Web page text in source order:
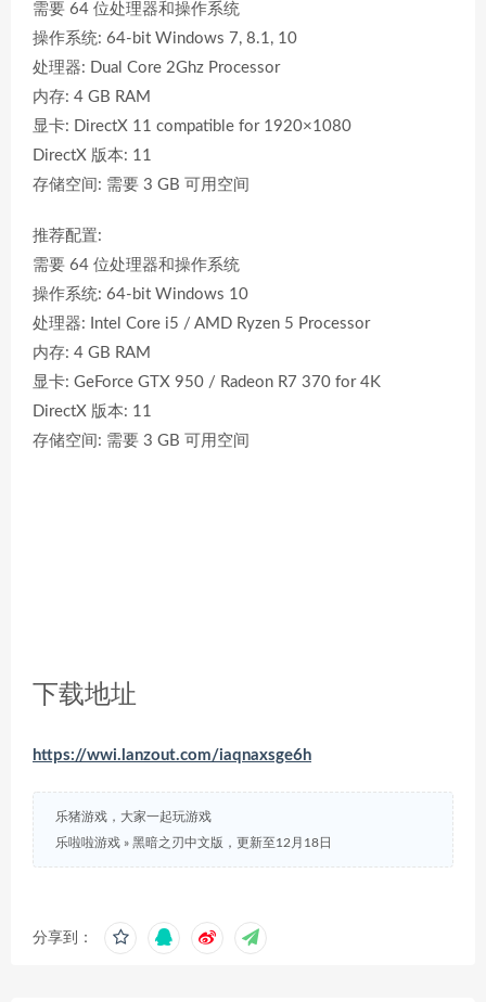
需要 64 位处理器和操作系统
操作系统: 64-bit Windows 7, 8.1, 10
处理器: Dual Core 2Ghz Processor
内存: 4 GB RAM
显卡: DirectX 11 compatible for 1920×1080
DirectX 版本: 11
存储空间: 需要 3 GB 可用空间
推荐配置:
需要 64 位处理器和操作系统
操作系统: 64-bit Windows 10
处理器: Intel Core i5 / AMD Ryzen 5 Processor
内存: 4 GB RAM
显卡: GeForce GTX 950 / Radeon R7 370 for 4K
DirectX 版本: 11
存储空间: 需要 3 GB 可用空间
下载地址
https://wwi.lanzout.com/iaqnaxsge6h
乐猪游戏，大家一起玩游戏
乐啦啦游戏 » 黑暗之刃中文版，更新至12月18日
分享到：